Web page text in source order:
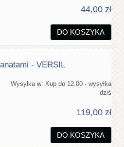
44,00 zł
DO KOSZYKA
- VERSIL
Wysyłka w: Kup do 12.00 - wysyłka
dziś
119,00 zł
DO KOSZYKA